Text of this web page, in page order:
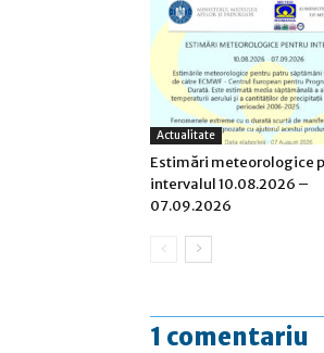
Actualitate
Estimări meteorologice
intervalul 10.08.2026 –
07.09.2026
1 comentariu